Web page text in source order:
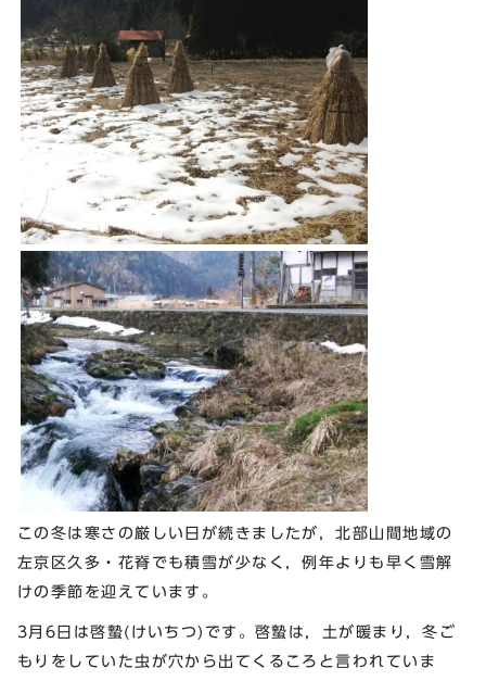
この冬は寒さの厳しい日が続きましたが，北部山間地域の
左京区久多・花脊でも積雪が少なく，例年よりも早く雪解
けの季節を迎えています。
3月6日は啓蟄(けいちつ)です。啓蟄は，土が暖まり，冬ご
もりをしていた虫が穴から出てくるころと言われていま